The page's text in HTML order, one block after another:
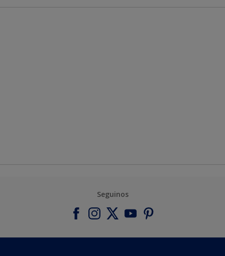
Seguinos